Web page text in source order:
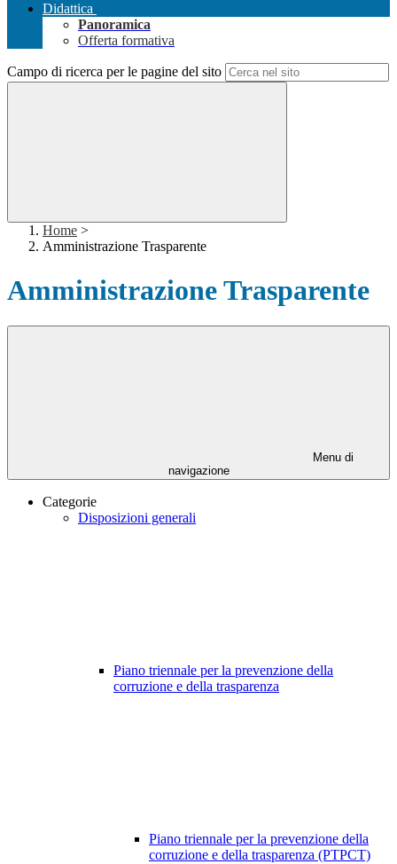
Didattica
Panoramica
Offerta formativa
Campo di ricerca per le pagine del sito
Home >
Amministrazione Trasparente
Amministrazione Trasparente
Menu di
navigazione
Categorie
Disposizioni generali
Piano triennale per la prevenzione della
corruzione e della trasparenza
Piano triennale per la prevenzione della
corruzione e della trasparenza (PTPCT)